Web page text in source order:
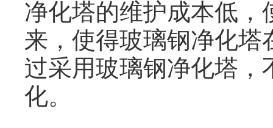
净化塔的维护成本低
来，使得玻璃钢净化
过采用玻璃钢净化塔，
化。